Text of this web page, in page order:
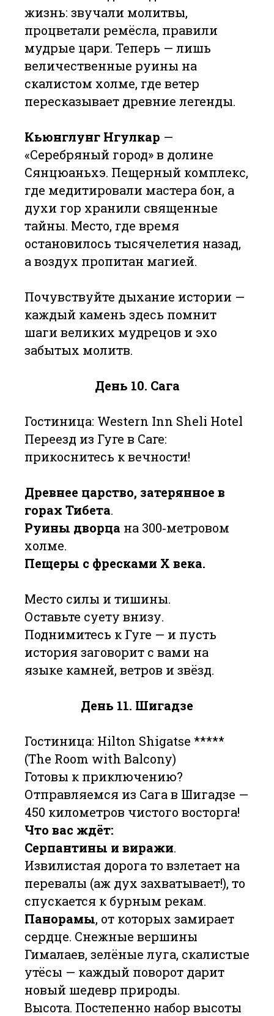
жизнь: звучали молитвы,
процветали ремёсла, правили
мудрые цари. Теперь — лишь
величественные руины на
скалистом холме, где ветер
пересказывает древние легенды.
Кьюнглунг Нгулкар —
«Серебряный город» в долине
Сянцюаньхэ. Пещерный комплекс,
где медитировали мастера бон, а
духи гор хранили священные
тайны. Место, где время
остановилось тысячелетия назад,
а воздух пропитан магией.
Почувствуйте дыхание истории —
каждый камень здесь помнит
шаги великих мудрецов и эхо
забытых молитв.
День 10. Сага
Гостиница: Western Inn Sheli Hotel
Переезд из Гуге в Саге:
прикоснитесь к вечности!
Древнее царство, затерянное в
горах Тибета.
Руины дворца на 300‑метровом
холме.
Пещеры с фресками X века.
Место силы и тишины.
Оставьте суету внизу.
Поднимитесь к Гуге — и пусть
история заговорит с вами на
языке камней, ветров и звёзд.
День 11. Шигадзе
Гостиница: Hilton Shigatse *****
(The Room with Balcony)
Готовы к приключению?
Отправляемся из Сага в Шигадзе —
450 километров чистого восторга!
Что вас ждёт:
Серпантины и виражи.
Извилистая дорога то взлетает на
перевалы (аж дух захватывает!), то
спускается к бурным рекам.
Панорамы, от которых замирает
сердце. Снежные вершины
Гималаев, зелёные луга, скалистые
утёсы — каждый поворот дарит
новый шедевр природы.
Высота. Постепенно набор высоты